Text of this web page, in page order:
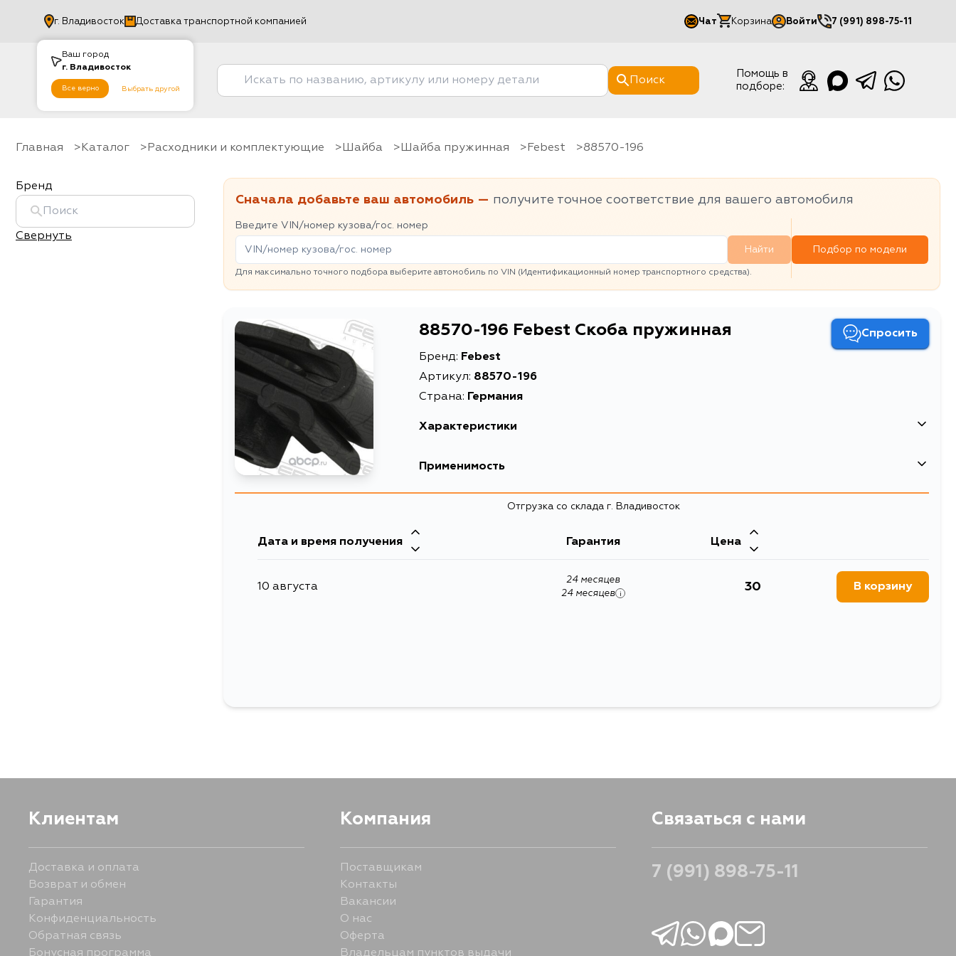
Ваш город
г. Владивосток
Все верно Выбрать другой
г. Владивосток Доставка транспортной компанией Чат Корзина Войти
Мой кабинет
7 (991) 898-75-11
Поиск
Помощь в
подборе:
Главная Каталог Расходники и комплектующие шайба Шайба пружинная Febest 88570-196
Бренд
Свернуть
Сначала добавьте ваш автомобиль — получите точное соответствие для вашего автомобиля
Введите VIN/номер кузова/гос. номер
Найти
Для максимально точного подбора выберите автомобиль по VIN (Идентификационный номер транспортного средства).
Подбор по модели
88570-196 Febest Скоба пружинная Спросить
Бренд: Febest
Артикул: 88570-196
Страна: Германия
Характеристики
EAN-13
0.0025
Применимость
Отгрузка со склада г. Владивосток
Дата и время получения Гарантия Цена
10 августа
24 месяцев
24 месяцев
i
30 В корзину
Клиентам
Доставка и оплата
Возврат и обмен
Гарантия
Конфиденциальность
Обратная связь
Бонусная программа
Компания
Поставщикам
Контакты
Вакансии
О нас
Оферта
Владельцам пунктов выдачи
Связаться с нами
7 (991) 898-75-11